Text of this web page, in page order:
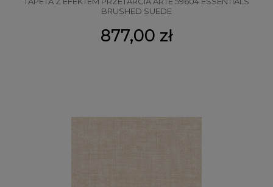
BRUSHED SUEDE
877,00 zł